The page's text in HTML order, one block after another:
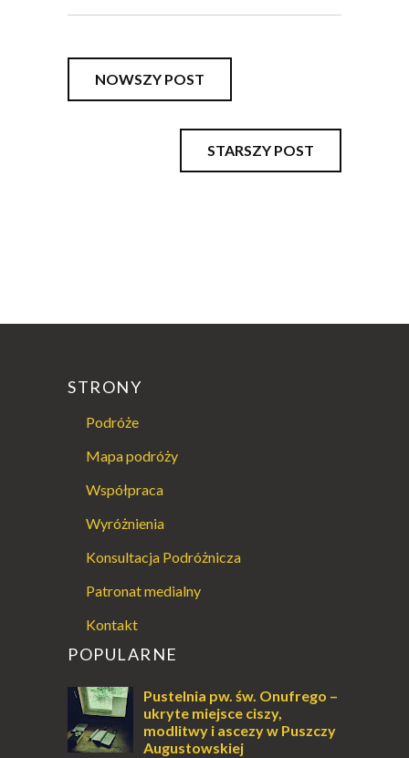
NOWSZY POST
STARSZY POST
STRONY
Podróże
Mapa podróży
Współpraca
Wyróżnienia
Konsultacja Podróżnicza
Patronat medialny
Kontakt
POPULARNE
Pustelnia pw. św. Onufrego –
ukryte miejsce ciszy,
modlitwy i ascezy w Puszczy
Augustowskiej